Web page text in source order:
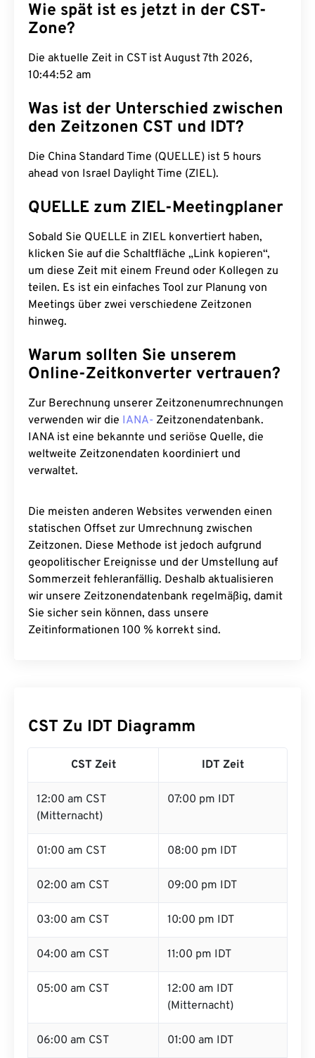
Wie spät ist es jetzt in der CST-
Zone?
Die aktuelle Zeit in CST ist August 7th 2026,
10:44:53 am
Was ist der Unterschied zwischen
den Zeitzonen CST und IDT?
Die China Standard Time (QUELLE) ist 5 hours
ahead von Israel Daylight Time (ZIEL).
QUELLE zum ZIEL-Meetingplaner
Sobald Sie QUELLE in ZIEL konvertiert haben,
klicken Sie auf die Schaltfläche „Link kopieren“,
um diese Zeit mit einem Freund oder Kollegen zu
teilen. Es ist ein einfaches Tool zur Planung von
Meetings über zwei verschiedene Zeitzonen
hinweg.
Warum sollten Sie unserem
Online-Zeitkonverter vertrauen?
Zur Berechnung unserer Zeitzonenumrechnungen
verwenden wir die IANA- Zeitzonendatenbank.
IANA ist eine bekannte und seriöse Quelle, die
weltweite Zeitzonendaten koordiniert und
verwaltet.
Die meisten anderen Websites verwenden einen
statischen Offset zur Umrechnung zwischen
Zeitzonen. Diese Methode ist jedoch aufgrund
geopolitischer Ereignisse und der Umstellung auf
Sommerzeit fehleranfällig. Deshalb aktualisieren
wir unsere Zeitzonendatenbank regelmäßig, damit
Sie sicher sein können, dass unsere
Zeitinformationen 100 % korrekt sind.
CST Zu IDT Diagramm
CST Zeit IDT Zeit
12:00 am CST
(Mitternacht)
07:00 pm IDT
01:00 am CST 08:00 pm IDT
02:00 am CST 09:00 pm IDT
03:00 am CST 10:00 pm IDT
04:00 am CST 11:00 pm IDT
05:00 am CST
12:00 am IDT
(Mitternacht)
06:00 am CST 01:00 am IDT